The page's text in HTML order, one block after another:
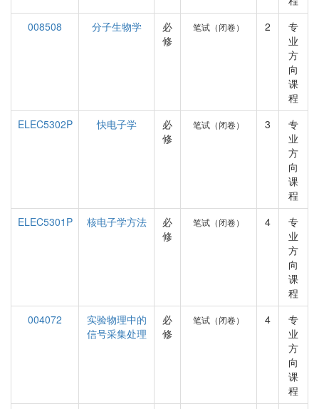
008508
分子生物学
必
修
笔试（闭卷） 2
专
业
方
向
课
程
ELEC5302P
快电子学
必
修
笔试（闭卷） 3
专
业
方
向
课
程
ELEC5301P
核电子学方法
必
修
笔试（闭卷） 4
专
业
方
向
课
程
004072
实验物理中的
信号采集处理
必
修
笔试（闭卷） 4
专
业
方
向
课
程